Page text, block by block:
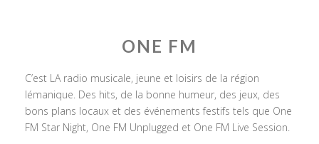
ONE FM
C’est LA radio musicale, jeune et loisirs de la région
lémanique. Des hits, de la bonne humeur, des jeux, des
bons plans locaux et des événements festifs tels que One
FM Star Night, One FM Unplugged et One FM Live Session.